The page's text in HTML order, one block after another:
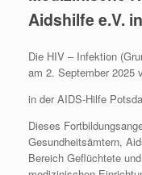
Aidshilfe e.V.
Die HIV – Infektion
am 2. September 2025
in der AIDS-Hilfe
Dieses
Gesundheitsämtern,
Bereich Geflüchtete